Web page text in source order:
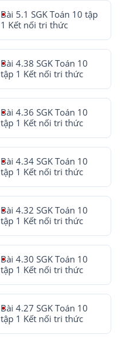
Bài 5.1 SGK Toán 10 tập
1 Kết nối tri thức
Bài 4.38 SGK Toán 10
tập 1 Kết nối tri thức
Bài 4.36 SGK Toán 10
tập 1 Kết nối tri thức
Bài 4.34 SGK Toán 10
tập 1 Kết nối tri thức
Bài 4.32 SGK Toán 10
tập 1 Kết nối tri thức
Bài 4.30 SGK Toán 10
tập 1 Kết nối tri thức
Bài 4.27 SGK Toán 10
tập 1 Kết nối tri thức